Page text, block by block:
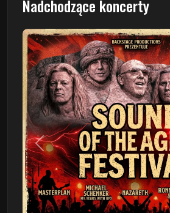
Nadchodzące koncerty
Poprzedni